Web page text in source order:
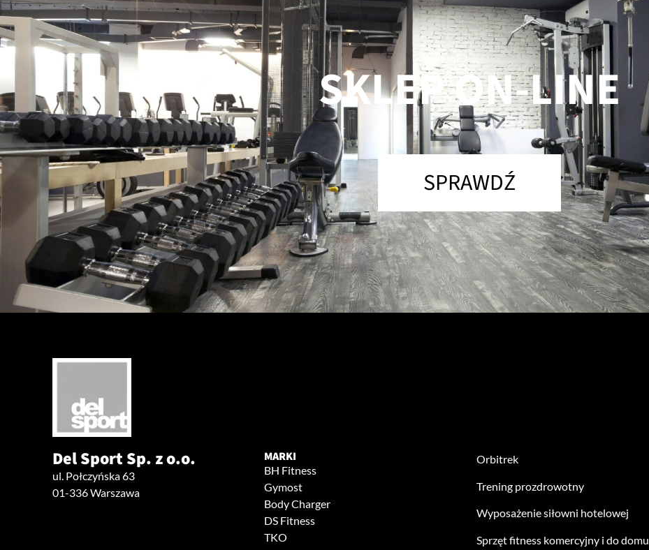
SKLEP ON-LINE
SPRAWDŹ
Del Sport Sp. z o.o.
ul. Połczyńska 63
01-336 Warszawa
MARKI
BH Fitness
Gymost
Body Charger
DS Fitness
TKO
Orbitrek
Trening prozdrowotny
Wyposażenie siłowni hotelowej
Sprzęt fitness komercyjny i do domu